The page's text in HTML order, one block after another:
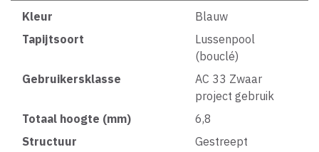
Kleur
Blauw
Tapijtsoort
Lussenpool
(bouclé)
Gebruikersklasse
AC 33 Zwaar
project gebruik
Totaal hoogte (mm)
6,8
Structuur
Gestreept